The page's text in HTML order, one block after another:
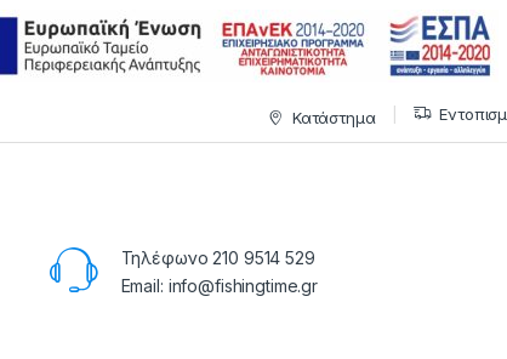
Κατάστημα
Τηλέφωνο 210 9514 529
Email: info@fishingtime.gr